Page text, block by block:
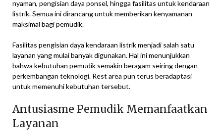
nyaman, pengisian daya ponsel, hingga fasilitas untuk kendaraan
listrik. Semua ini dirancang untuk memberikan kenyamanan
maksimal bagi pemudik.
Fasilitas pengisian daya kendaraan listrik menjadi salah satu
layanan yang mulai banyak digunakan. Hal ini menunjukkan
bahwa kebutuhan pemudik semakin beragam seiring dengan
perkembangan teknologi. Rest area pun terus beradaptasi
untuk memenuhi kebutuhan tersebut.
Antusiasme Pemudik Memanfaatkan
Layanan